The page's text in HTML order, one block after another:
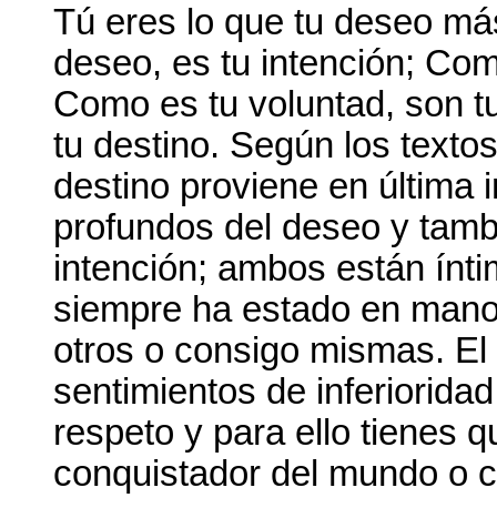
Tú eres lo que tu deseo
deseo, es tu intención;
Como es tu voluntad, son
tu destino. Según los
destino proviene en última
profundos del deseo y
intención; ambos están
siempre ha estado en
otros o consigo mismas.
sentimientos de
respeto y para ello tienes
conquistador del mundo o